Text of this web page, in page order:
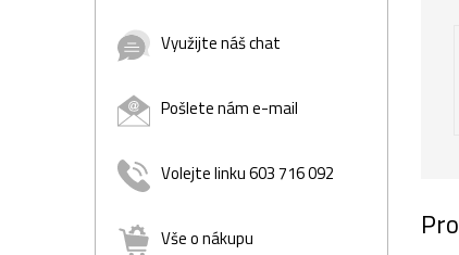
Využijte náš chat
Pošlete nám e-mail
Volejte linku 603 716 092
Vše o nákupu